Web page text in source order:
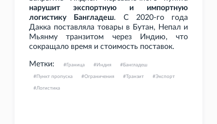
нарушит экспортную и импортную
логистику Бангладеш. С 2020-го года
Дакка поставляла товары в Бутан, Непал и
Мьянму транзитом через Индию, что
сокращало время и стоимость поставок.
Метки: Граница Индия Бангладеш
Пункт пропуска Ограничения Транзит Экспорт
Логистика